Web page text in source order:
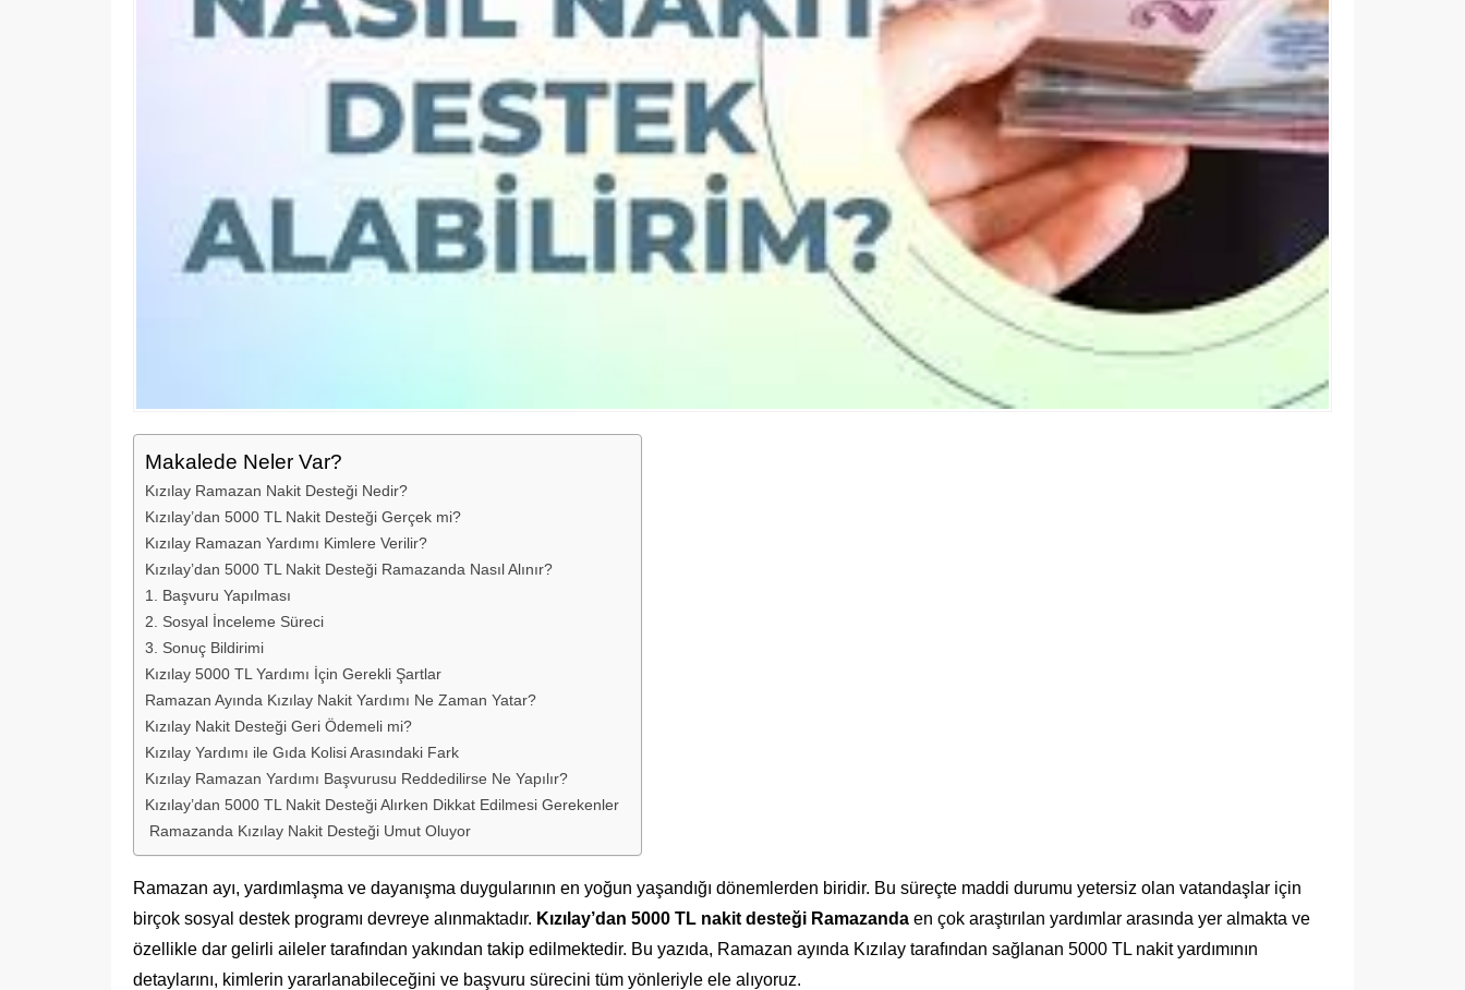
Makalede Neler Var?
Kızılay Ramazan Nakit Desteği Nedir?
Kızılay’dan 5000 TL Nakit Desteği Gerçek mi?
Kızılay Ramazan Yardımı Kimlere Verilir?
Kızılay’dan 5000 TL Nakit Desteği Ramazanda Nasıl Alınır?
1. Başvuru Yapılması
2. Sosyal İnceleme Süreci
3. Sonuç Bildirimi
Kızılay 5000 TL Yardımı İçin Gerekli Şartlar
Ramazan Ayında Kızılay Nakit Yardımı Ne Zaman Yatar?
Kızılay Nakit Desteği Geri Ödemeli mi?
Kızılay Yardımı ile Gıda Kolisi Arasındaki Fark
Kızılay Ramazan Yardımı Başvurusu Reddedilirse Ne Yapılır?
Kızılay’dan 5000 TL Nakit Desteği Alırken Dikkat Edilmesi Gerekenler
Ramazanda Kızılay Nakit Desteği Umut Oluyor
Ramazan ayı, yardımlaşma ve dayanışma duygularının en yoğun yaşandığı dönemlerden biridir. Bu süreçte maddi durumu yetersiz olan vatandaşlar için
birçok sosyal destek programı devreye alınmaktadır. Kızılay’dan 5000 TL nakit desteği Ramazanda en çok araştırılan yardımlar arasında yer almakta ve
özellikle dar gelirli aileler tarafından yakından takip edilmektedir. Bu yazıda, Ramazan ayında Kızılay tarafından sağlanan 5000 TL nakit yardımının
detaylarını, kimlerin yararlanabileceğini ve başvuru sürecini tüm yönleriyle ele alıyoruz.